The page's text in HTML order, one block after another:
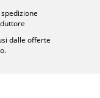
spedizione
dalle offerte